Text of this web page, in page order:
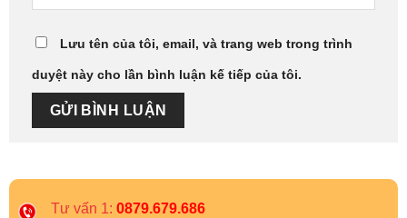
Lưu tên của tôi, email, và trang web trong trình
duyệt này cho lần bình luận kế tiếp của tôi.
Tư vấn 1: 0879.679.686